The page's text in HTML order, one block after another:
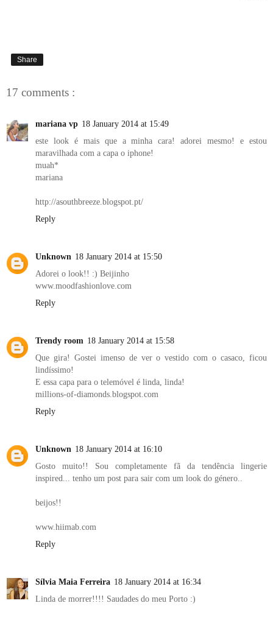
Share
17 comments :
mariana vp 18 January 2014 at 15:49
este look é mais que a minha cara! adorei mesmo! e estou
maravilhada com a capa o iphone!
muah*
mariana
http://asouthbreeze.blogspot.pt/
Reply
Unknown 18 January 2014 at 15:50
Adorei o look!! :) Beijinho
www.moodfashionlove.com
Reply
Trendy room 18 January 2014 at 15:58
Que gira! Gostei imenso de ver o vestido com o casaco, ficou
lindíssimo!
E essa capa para o telemóvel é linda, linda!
millions-of-diamonds.blogspot.com
Reply
Unknown 18 January 2014 at 16:10
Gosto muito!! Sou completamente fã da tendência lingerie
inspired... tenho um post para sair com um look do género..
beijos!!
www.hiimab.com
Reply
Sílvia Maia Ferreira 18 January 2014 at 16:34
Linda de morrer!!!! Saudades do meu Porto :)